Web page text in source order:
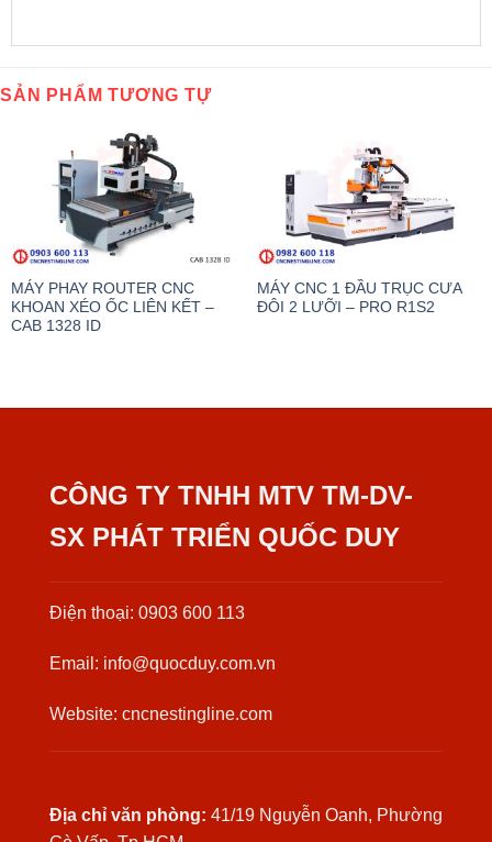
SẢN PHẨM TƯƠNG TỰ
MÁY PHAY ROUTER CNC
KHOAN XÉO ỐC LIÊN KẾT –
CAB 1328 ID
MÁY CNC 1 ĐẦU TRỤC CƯA
ĐÔI 2 LƯỠI – PRO R1S2
CÔNG TY TNHH MTV TM-DV-
SX PHÁT TRIỂN QUỐC DUY
Điện thoại: 0903 600 113
Email: info@quocduy.com.vn
Website: cncnestingline.com
Địa chỉ văn phòng: 41/19 Nguyễn Oanh, Phường